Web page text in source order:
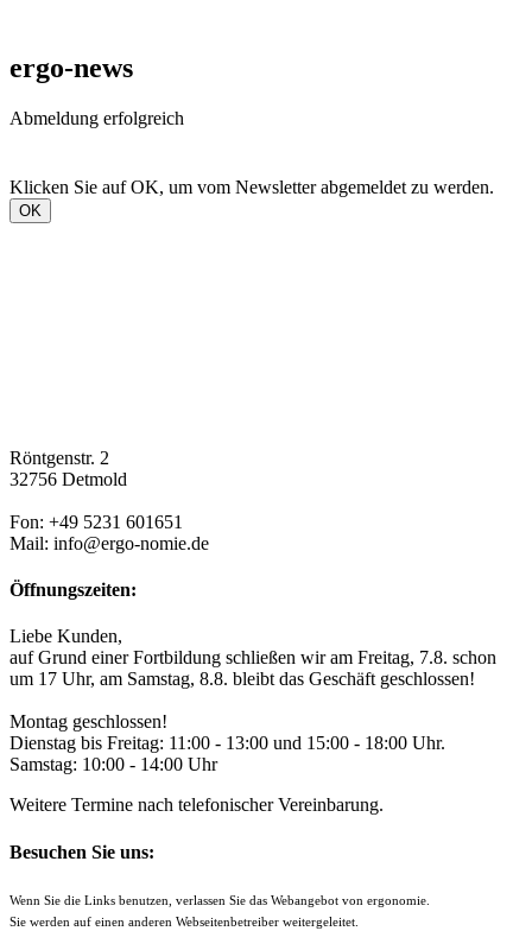
ergo-news
Abmeldung erfolgreich
Klicken Sie auf OK, um vom Newsletter abgemeldet zu werden.
Röntgenstr. 2
32756 Detmold
Fon: +49 5231 601651
Mail: info@ergo-nomie.de
Öffnungszeiten:
Liebe Kunden,
auf Grund einer Fortbildung schließen wir am Freitag, 7.8. schon
um 17 Uhr, am Samstag, 8.8. bleibt das Geschäft geschlossen!
Montag geschlossen!
Dienstag bis Freitag: 11:00 - 13:00 und 15:00 - 18:00 Uhr.
Samstag: 10:00 - 14:00 Uhr
Weitere Termine nach telefonischer Vereinbarung.
Besuchen Sie uns:
Wenn Sie die Links benutzen, verlassen Sie das Webangebot von ergonomie.
Sie werden auf einen anderen Webseitenbetreiber weitergeleitet.